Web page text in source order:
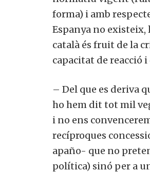
forma) i amb
Espanya no existeix,
català és fruit de la
capacitat de reacció
– Del que es deriva
ho hem dit tot mil
i no ens
recíproques
apaño- que no
política) sinó per a